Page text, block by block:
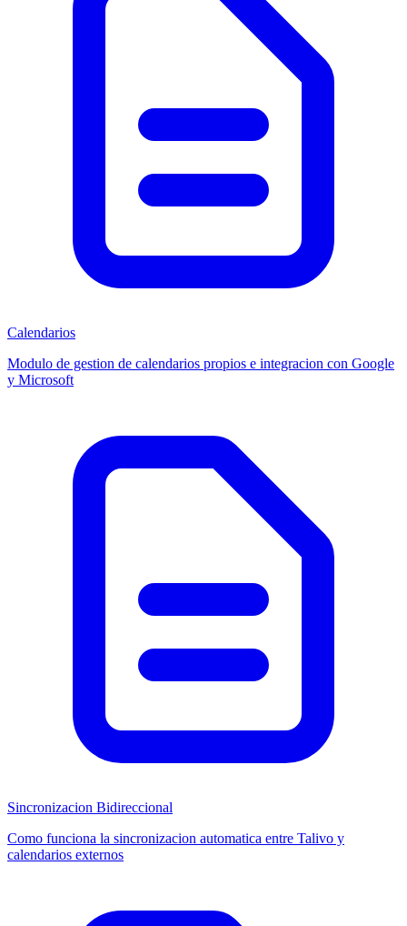
Calendarios
Modulo de gestion de calendarios propios e integracion con Google
y Microsoft
Sincronizacion Bidireccional
Como funciona la sincronizacion automatica entre Talivo y
calendarios externos